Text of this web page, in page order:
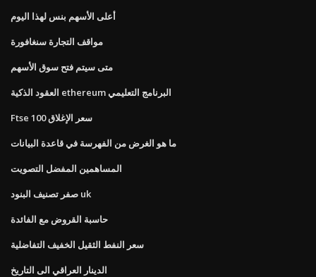
أعلى الأسهم بنس لهذا اليوم
مواقف التجارة سنغافورة
متى سيتم فتح سوق الأسهم
العقود الذكية ethereum البرنامج التعليمي
Ftse 100 سعر الإغلاق
ما هو الغرض من الفهرسة في قاعدة البيانات
المساهمين المفضل التصويت
صفر تصنيف البنود uk
حاسبة القروض مع الفائدة
سعر النفط الثقيل الخفيف التفاضلية
الدينار العراقي الى التاريخ